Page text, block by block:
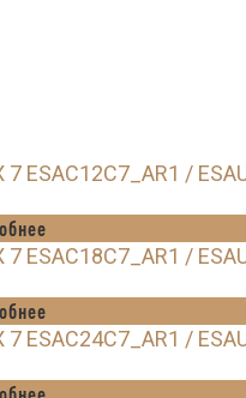
ESAC12C7_AR1 /
ESAC18C7_AR1 /
ESAC24C7_AR1 /